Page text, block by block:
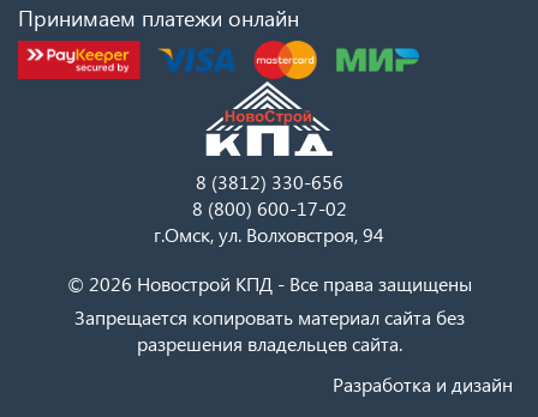
Принимаем платежи онлайн
8 (3812) 330-656
8 (800) 600-17-02
г.Омск, ул. Волховстроя, 94
© 2026 Новострой КПД - Все права защищены
Запрещается копировать материал сайта без
разрешения владельцев сайта.
Разработка и дизайн